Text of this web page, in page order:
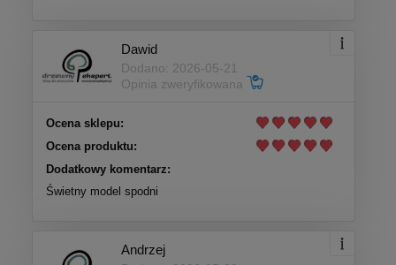
Dawid
Dodano: 2026-05-21
Opinia zweryfikowana
Ocena sklepu:
Ocena produktu:
Dodatkowy komentarz:
Świetny model spodni
Andrzej